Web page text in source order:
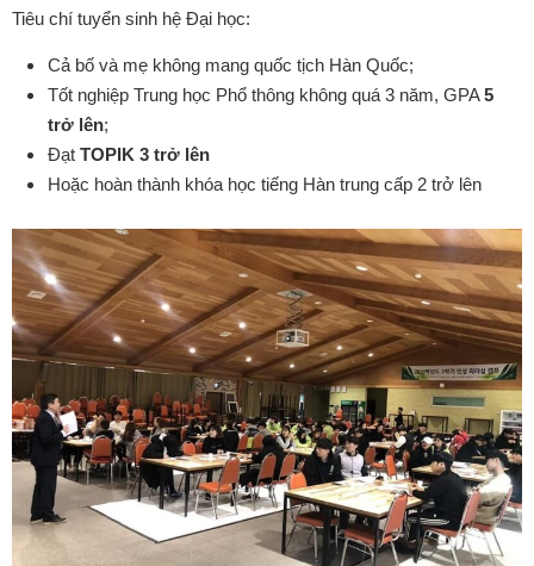
Tiêu chí tuyển sinh hệ Đại học:
Cả bố và mẹ không mang quốc tịch Hàn Quốc;
Tốt nghiệp Trung học Phổ thông không quá 3 năm, GPA5
trở lên;
Đạt TOPIK 3 trở lên
Hoặc hoàn thành khóa học tiếng Hàn trung cấp 2 trở lên